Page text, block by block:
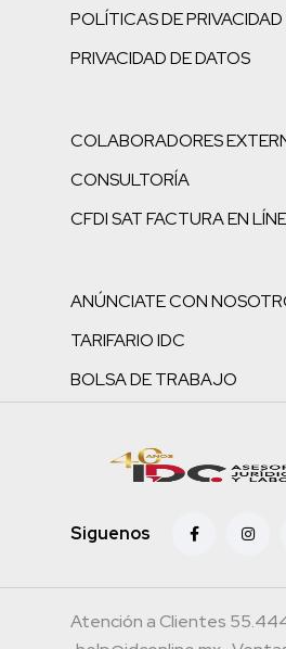
POLÍTICAS DE PRIVACIDAD
PRIVACIDAD DE DATOS
COLABORADORES
CONSULTORÍA
CFDI SAT FACTURA EN
ANÚNCIATE CON
TARIFARIO IDC
BOLSA DE TRABAJO
Siguenos
Atención a Clientes